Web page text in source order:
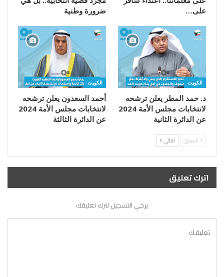
على…
ضرورة وطنية
الكويت
د. حمد المطر يعلن ترشحه
لانتخابات مجلس الأمة 2024
عن الدائرة الثانية
الكويت
أحمد السعدون يعلن ترشحه
لانتخابات مجلس الأمة 2024
عن الدائرة الثالثة
السابق التالي
اترك تعليق
يرجي التسجيل لترك تعليقك